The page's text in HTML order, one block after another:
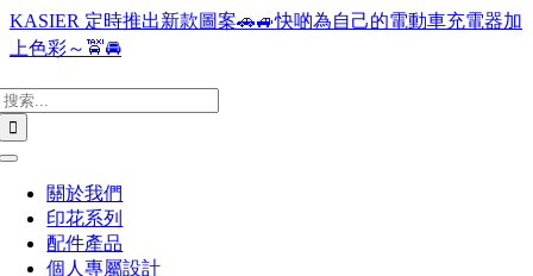
Skip
to
content
KASIER 定時推出新款圖案🚗🚙快啲為自己的電動車充電器加
上色彩～🚖🚘
Toggle
Navigation關於我們
印花系列
配件產品
個人專屬設計